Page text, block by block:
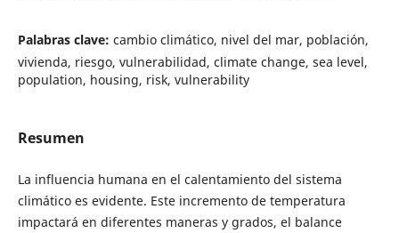
Palabras clave: cambio climático, nivel del mar, población,
vivienda, riesgo, vulnerabilidad, climate change, sea level,
population, housing, risk, vulnerability
Resumen
La influencia humana en el calentamiento del sistema
climático es evidente. Este incremento de temperatura
impactará en diferentes maneras y grados, el balance